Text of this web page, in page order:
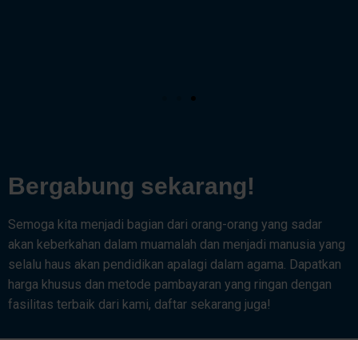
Bergabung sekarang!
Semoga kita menjadi bagian dari orang-orang yang sadar
akan keberkahan dalam muamalah dan menjadi manusia yang
selalu haus akan pendidikan apalagi dalam agama. Dapatkan
harga khusus dan metode pambayaran yang ringan dengan
fasilitas terbaik dari kami, daftar sekarang juga!